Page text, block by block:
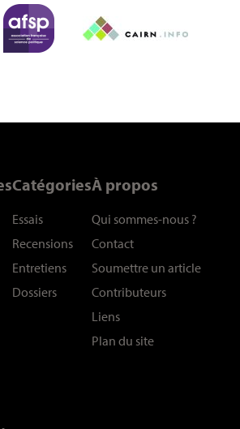
Catégories
Essais
Recensions
Entretiens
Dossiers
À propos
Qui sommes-nous ?
Contact
Soumettre un article
Contributeurs
Liens
Plan du site